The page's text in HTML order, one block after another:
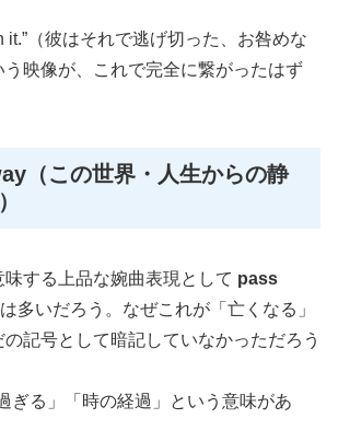
it.”（彼はそれで逃げ切った、お咎めな
う映像が、これで完全に繋がったはず
（この世界・人生からの静
味する上品な婉曲表現として pass
多いだろう。なぜこれが「亡くなる」
記号として暗記していなかっただろう
ぎる」「時の経過」という意味があ